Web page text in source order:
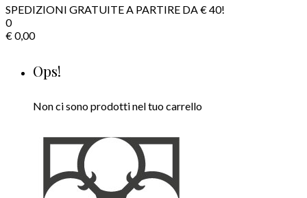
SPEDIZIONI GRATUITE A PARTIRE DA € 40!
0
€0,00
Ops!
Non ci sono prodotti nel tuo carrello